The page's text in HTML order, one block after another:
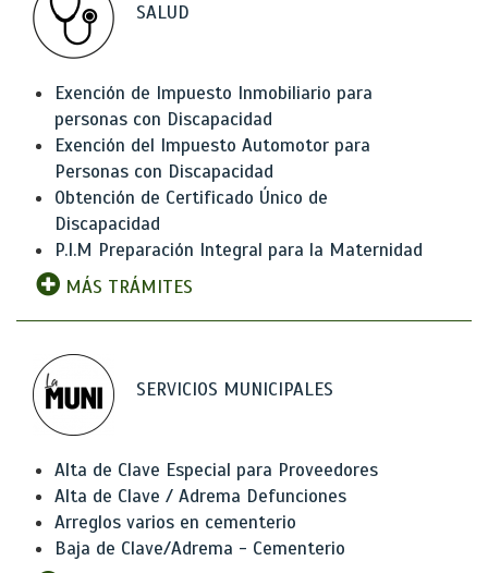
SALUD
Exención de Impuesto Inmobiliario para
personas con Discapacidad
Exención del Impuesto Automotor para
Personas con Discapacidad
Obtención de Certificado Único de
Discapacidad
P.I.M Preparación Integral para la Maternidad
MÁS TRÁMITES
SERVICIOS MUNICIPALES
Alta de Clave Especial para Proveedores
Alta de Clave / Adrema Defunciones
Arreglos varios en cementerio
Baja de Clave/Adrema - Cementerio